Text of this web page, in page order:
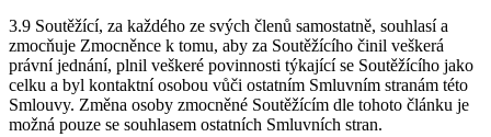
3.9 Soutěžící, za každého ze svých členů samostatně, souhlasí a
zmocňuje Zmocněnce k tomu, aby za Soutěžícího činil veškerá
právní jednání, plnil veškeré povinnosti týkající se Soutěžícího jako
celku a byl kontaktní osobou vůči ostatním Smluvním stranám této
Smlouvy. Změna osoby zmocněné Soutěžícím dle tohoto článku je
možná pouze se souhlasem ostatních Smluvních stran.